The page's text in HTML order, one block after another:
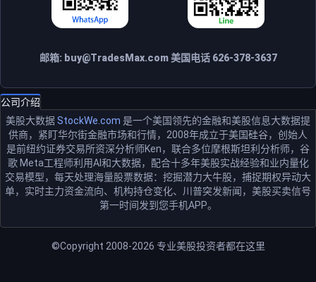
邮箱: buy@TradesMax.com美国电话 626-378-3637
公司介绍
美股大数据StockWe.com 是一个美国领先的金融和美股信息大数据提
供商，紧盯华尔街金融市场和行情，2008年成立于美国硅谷，创始人
是前纽约证券交易所资深分析师Ken，联合多位摩根斯坦利分析师，谷
歌 Meta工程师利用AI和大数据，配合十多年美股实战经验和业内量化
交易模型，每天处理海量股票数据：挖掘潜力大牛股，捕捉期权异动大
单，实时主力资金流向、机构持仓变化、川普突发新闻，美股买卖信号
第一时间发到您手机APP。
©Copyright 2008-2026 专业美股投资者都在这里